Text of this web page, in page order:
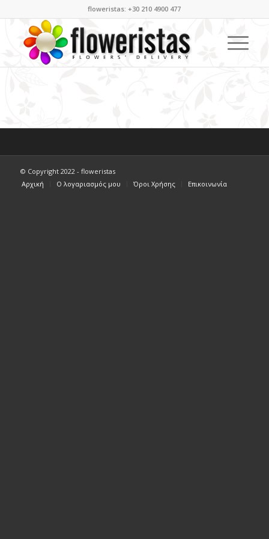
floweristas: +30 210 4900 477
© Copyright 2022 - floweristas
Αρχική
Ο λογαριασμός μου Όροι Χρήσης Επικοινωνία